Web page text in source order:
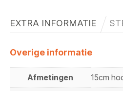
EXTRA INFORMATIE
Overige informatie
Afmetingen 15cm